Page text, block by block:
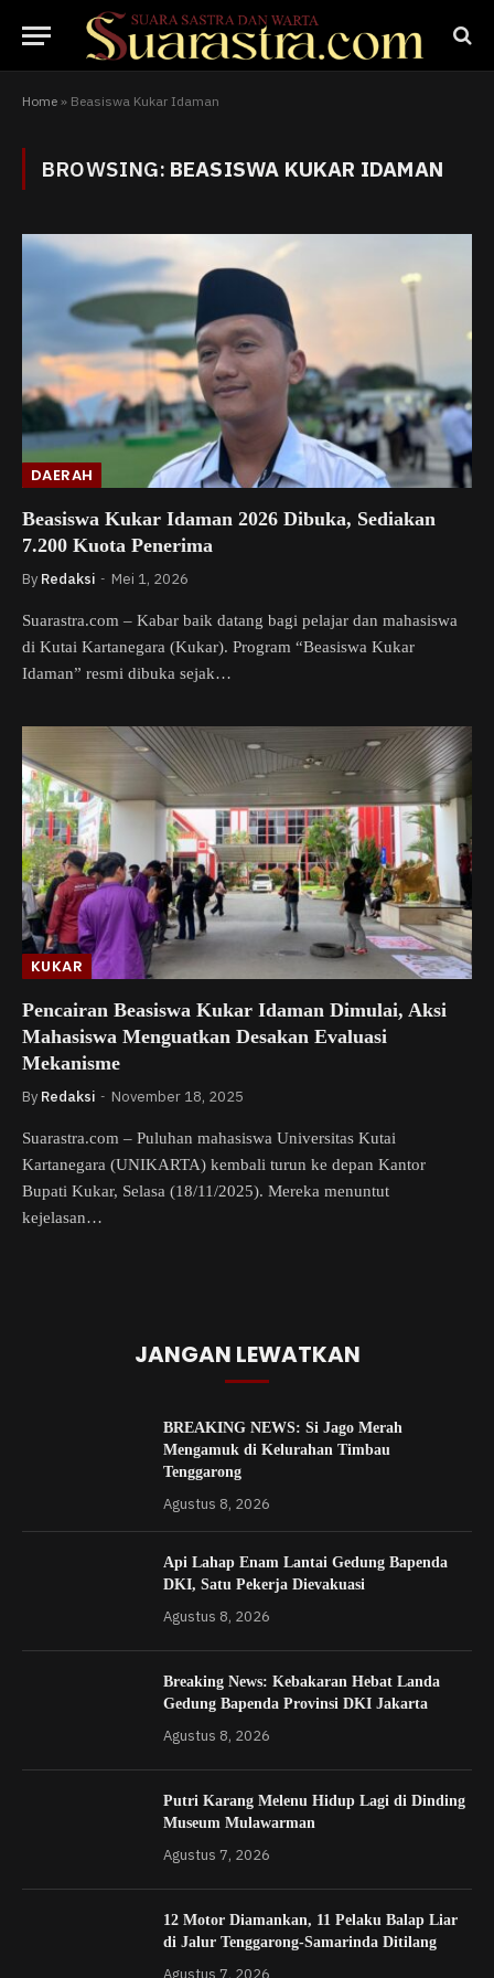
Home » Beasiswa Kukar Idaman
BROWSING: BEASISWA KUKAR IDAMAN
DAERAH
Beasiswa Kukar Idaman 2026 Dibuka, Sediakan
7.200 Kuota Penerima
By Redaksi Mei 1, 2026
Suarastra.com – Kabar baik datang bagi pelajar dan mahasiswa
di Kutai Kartanegara (Kukar). Program “Beasiswa Kukar
Idaman” resmi dibuka sejak…
KUKAR
Pencairan Beasiswa Kukar Idaman Dimulai, Aksi
Mahasiswa Menguatkan Desakan Evaluasi
Mekanisme
By Redaksi November 18, 2025
Suarastra.com – Puluhan mahasiswa Universitas Kutai
Kartanegara (UNIKARTA) kembali turun ke depan Kantor
Bupati Kukar, Selasa (18/11/2025). Mereka menuntut
kejelasan…
JANGAN LEWATKAN
BREAKING NEWS: Si Jago Merah
Mengamuk di Kelurahan Timbau
Tenggarong
Agustus 8, 2026
Api Lahap Enam Lantai Gedung Bapenda
DKI, Satu Pekerja Dievakuasi
Agustus 8, 2026
Breaking News: Kebakaran Hebat Landa
Gedung Bapenda Provinsi DKI Jakarta
Agustus 8, 2026
Putri Karang Melenu Hidup Lagi di Dinding
Museum Mulawarman
Agustus 7, 2026
12 Motor Diamankan, 11 Pelaku Balap Liar
di Jalur Tenggarong-Samarinda Ditilang
Agustus 7, 2026